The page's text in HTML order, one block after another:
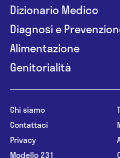
Dizionario Medico
Diagnosi e
Alimentazione
Genitorialità
Chi siamo
Contattaci
Privacy
Modello 231